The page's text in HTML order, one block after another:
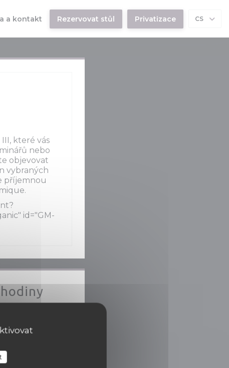
se v novém okně))
a kontakt Rezervovat stůl Privatizace CS
které vás
nebo
objevovat
vybraných
příjemnou
id="GM-